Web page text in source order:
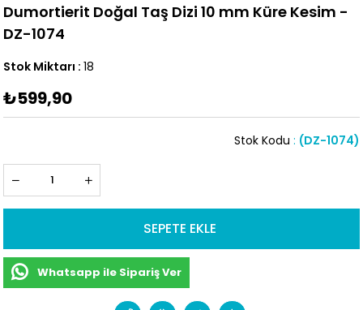
Dumortierit Doğal Taş Dizi 10 mm Küre Kesim -
DZ-1074
Stok Miktarı : 18
₺599,90
(DZ-1074)
Stok Kodu
Whatsapp ile Sipariş Ver